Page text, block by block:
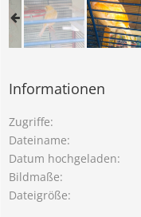
Informationen
Zugriffe
Dateiname
Datum hochgeladen
Bildmaße
Dateigröße